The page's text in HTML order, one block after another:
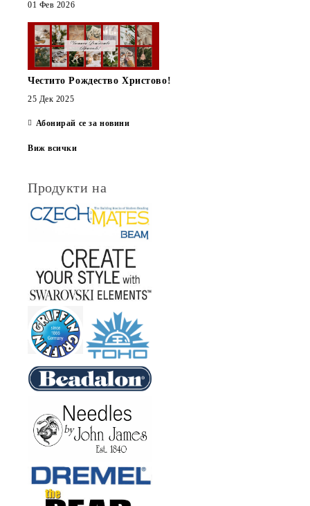
01 Фев 2026
Честито Рождество Христово!
25 Дек 2025
Абонирай се за новини
Виж всички
Продукти на